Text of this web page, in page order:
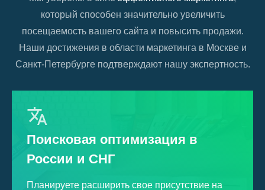
который способен значительно увеличить
посещаемость вашего сайта и повысить продажи.
Наши достижения в области маркетинга в Москве и
Санкт-Петербурге подтверждают нашу экспертность.
Поисковая оптимизация в
России и СНГ
Планируете расширить свое присутствие на